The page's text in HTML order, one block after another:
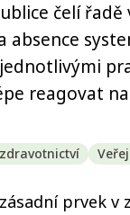
čelí
absence
reagovat
prvek